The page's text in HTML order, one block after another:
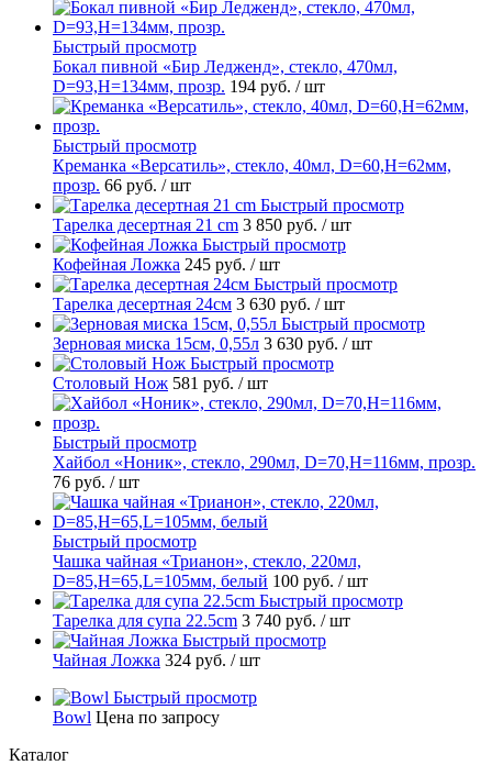
Быстрый просмотр
Бокал пивной «Бир Ледженд», стекло, 470мл,
D=93,H=134мм, прозр. 194 руб. / шт
Быстрый просмотр
Креманка «Версатиль», стекло, 40мл, D=60,H=62мм,
прозр. 66 руб. / шт
Быстрый просмотр
Тарелка десертная 21 cm 3 850 руб. / шт
Быстрый просмотр
Кофейная Ложка 245 руб. / шт
Быстрый просмотр
Тарелка десертная 24см 3 630 руб. / шт
Быстрый просмотр
Зерновая миска 15см, 0,55л 3 630 руб. / шт
Быстрый просмотр
Столовый Нож 581 руб. / шт
Быстрый просмотр
Хайбол «Ноник», стекло, 290мл, D=70,H=116мм, прозр.
76 руб. / шт
Быстрый просмотр
Чашка чайная «Трианон», стекло, 220мл,
D=85,H=65,L=105мм, белый 100 руб. / шт
Быстрый просмотр
Тарелка для супа 22.5cm 3 740 руб. / шт
Быстрый просмотр
Чайная Ложка 324 руб. / шт
Быстрый просмотр
Bowl Цена по запросу
Каталог